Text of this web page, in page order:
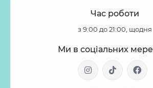
Час роботи
з 9:00 до 21:00, щодня
Ми в соціальних